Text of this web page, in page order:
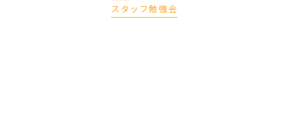
スタッフ勉強会